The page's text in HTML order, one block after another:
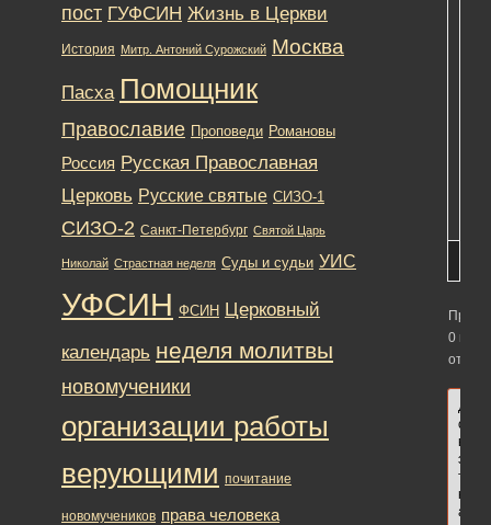
0
Для
в
этой
теме
пост ГУФСИН Жизнь в Церкви
История Митр. Антоний Сурожский Москва
Пасха Помощник
Православие Проповеди Романовы
Россия Русская Православная
Церковь Русские святые СИЗО-1
СИЗО-2 Санкт-Петербург Святой Царь
Николай Страстная неделя Суды и судьи УИС
УФСИН ФСИН Церковный
календарь неделя молитвы
новомученики
организации работы
верующими почитание
новомучеников права человека